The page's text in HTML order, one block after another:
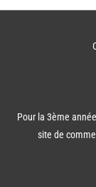
Pour la 3ème
site de